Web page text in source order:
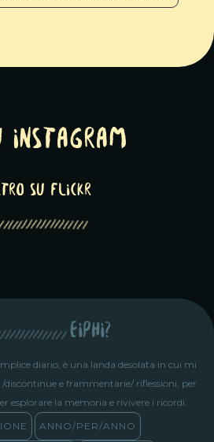
Instagram
su Flickr
eiphi?
diario, è una landa desolata in cui mi
discontinue e frammentarie/ riflessioni, per
esplorare la memoria e rivivere i ricordi.
ANNO/PER/ANNO